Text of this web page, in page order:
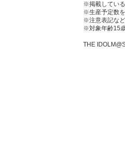
※掲載している
※生産予定数
※注意表記など
※対象年齢15
THE